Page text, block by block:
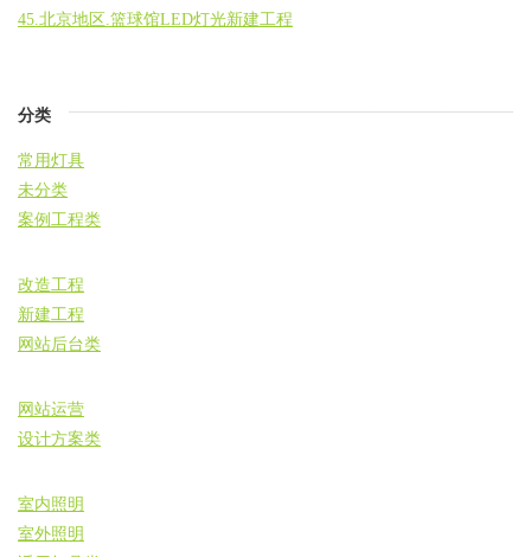
45.北京地区.篮球馆LED灯光新建工程
分类
常用灯具
未分类
案例工程类
改造工程
新建工程
网站后台类
网站运营
设计方案类
室内照明
室外照明